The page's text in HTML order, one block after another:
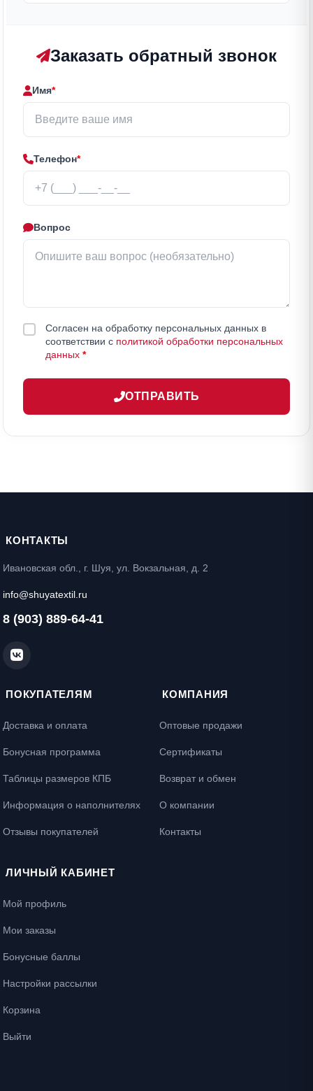
Заказать обратный звонок
Имя*
Телефон*
Вопрос
Согласен на обработку персональных данных в
соответствии с политикой обработки персональных
данных *
ОТПРАВИТЬ
КОНТАКТЫ
Ивановская обл., г. Шуя, ул. Вокзальная, д. 2
info@shuyatextil.ru
8 (903) 889-64-41
ПОКУПАТЕЛЯМ
Доставка и оплата
Бонусная программа
Таблицы размеров КПБ
Информация о наполнителях
Отзывы покупателей
КОМПАНИЯ
Оптовые продажи
Сертификаты
Возврат и обмен
О компании
Контакты
ЛИЧНЫЙ КАБИНЕТ
Мой профиль
Мои заказы
Бонусные баллы
Настройки рассылки
Корзина
Выйти